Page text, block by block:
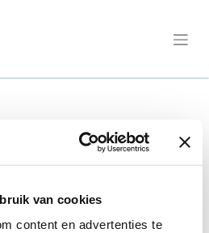
van cookies
content en advertenties te
à charnière